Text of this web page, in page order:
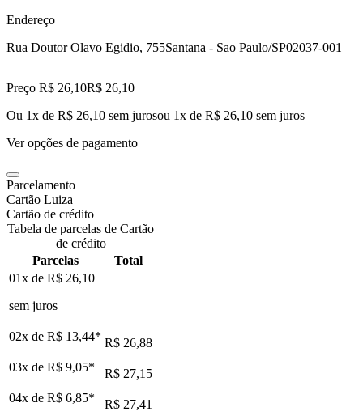
Endereço
Rua Doutor Olavo Egidio, 755Santana - Sao Paulo/SP02037-001
Preço R$ 26,10R$ 26,10
Ou 1x de R$ 26,10 sem jurosou 1x de R$ 26,10 sem juros
Ver opções de pagamento
Parcelamento
Cartão Luiza
Cartão de crédito
Tabela de parcelas de Cartão
de crédito
Parcelas
Total
01x de R$ 26,10
sem juros
02x de R$ 13,44* R$ 26,88
03x de R$ 9,05*
R$ 27,15
04x de R$ 6,85*
R$ 27,41